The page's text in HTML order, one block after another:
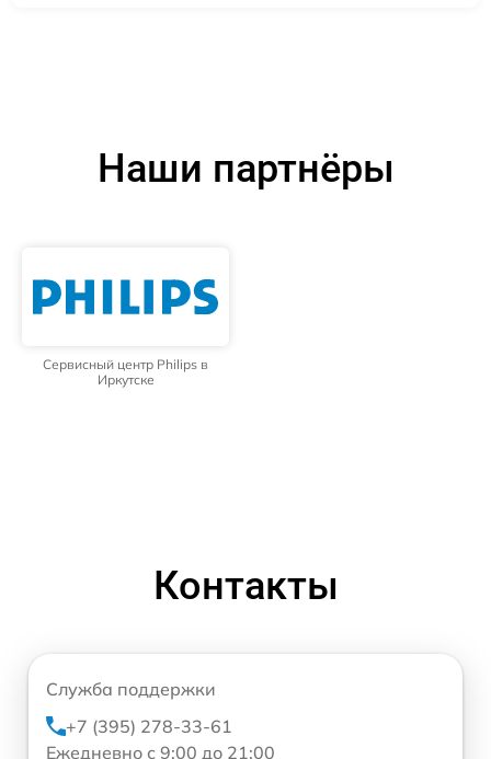
Наши партнёры
Сервисный центр Philips в
Иркутске
Контакты
Служба поддержки
+7 (395) 278-33-61
Ежедневно с 9:00 до 21:00